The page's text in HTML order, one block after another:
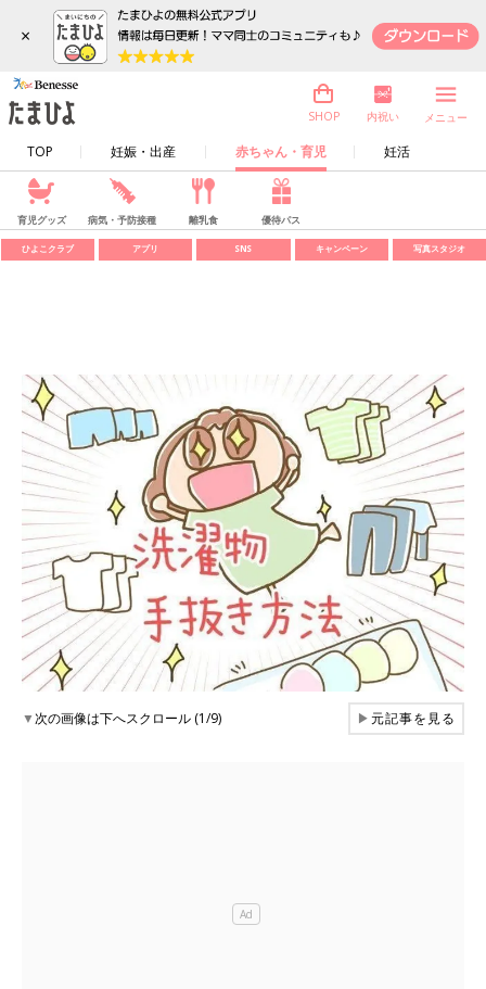
×
TOP 妊娠・出産 赤ちゃん・育児 妊活
SHOP 内祝い メニュー
育児グッズ 病気・予防接種 離乳食 優待パス
ひよこクラブ アプリ SNS キャンペーン 写真スタジオ
▼次の画像は下へスクロール (1/9) ▶元記事を見る